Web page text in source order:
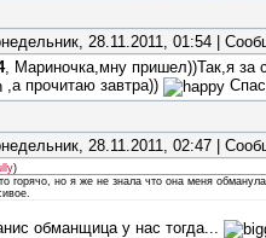
28.11.2011, 01:54 |
, Мариночка,мну пришел))Так,я за
,а прочитаю завтра))
28.11.2011, 02:47 |
)
горячо, но я же не знала что она меня
обманщица у нас тогда...